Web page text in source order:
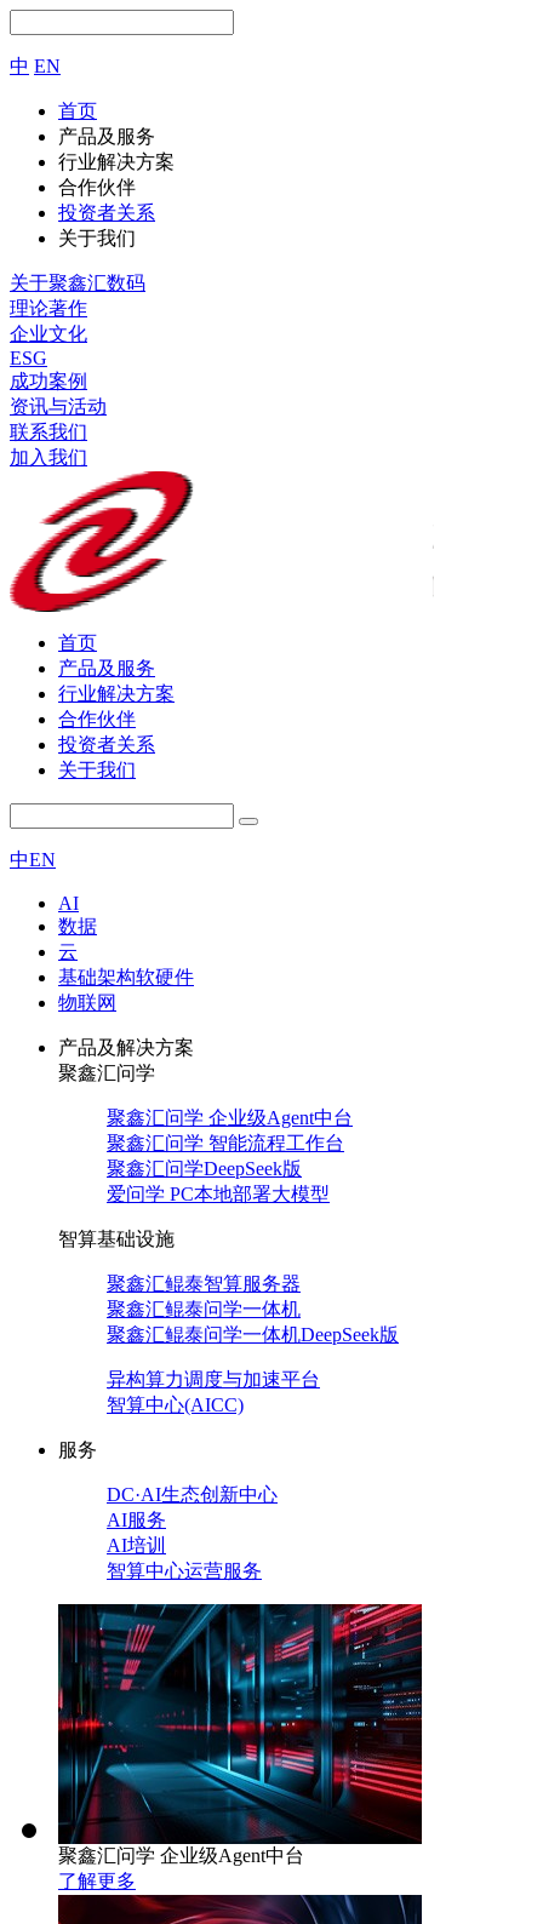
中 EN
首页
产品及服务
行业解决方案
合作伙伴
投资者关系
关于我们
关于聚鑫汇数码
理论著作
企业文化
ESG
成功案例
资讯与活动
联系我们
加入我们
首页
产品及服务
行业解决方案
合作伙伴
投资者关系
关于我们
中EN
AI
数据
云
基础架构软硬件
物联网
产品及解决方案
聚鑫汇问学
聚鑫汇问学 企业级Agent中台
聚鑫汇问学 智能流程工作台
聚鑫汇问学DeepSeek版
爱问学 PC本地部署大模型
智算基础设施
聚鑫汇鲲泰智算服务器
聚鑫汇鲲泰问学一体机
聚鑫汇鲲泰问学一体机DeepSeek版
异构算力调度与加速平台
智算中心(AICC)
服务
DC·AI生态创新中心
AI服务
AI培训
智算中心运营服务
聚鑫汇问学 企业级Agent中台
了解更多